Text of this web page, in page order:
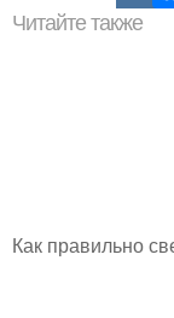
Читайте также
Как правильно